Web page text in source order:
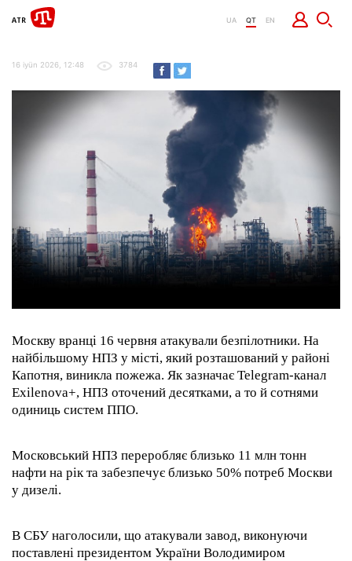
UA QT EN
16 iyün 2026, 12:48 3784
Москву вранці 16 червня атакували безпілотники. На
найбільшому НПЗ у місті, який розташований у районі
Капотня, виникла пожежа. Як зазначає Telegram-канал
Exilenova+, НПЗ оточений десятками, а то й сотнями
одиниць систем ППО.
Московський НПЗ переробляє близько 11 млн тонн
нафти на рік та забезпечує близько 50% потреб Москви
у дизелі.
В СБУ наголосили, що атакували завод, виконуючи
поставлені президентом України Володимиром